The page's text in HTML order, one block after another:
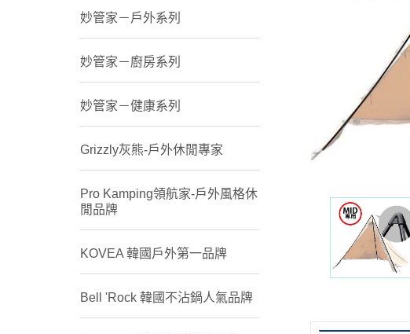
妙管家－戶外系列
妙管家－廚房系列
妙管家－健康系列
Grizzly灰熊-戶外休閒專家
Pro Kamping領航家-戶外風格休
閒品牌
KOVEA 韓國戶外第一品牌
Bell 'Rock 韓國不沾鍋人氣品牌